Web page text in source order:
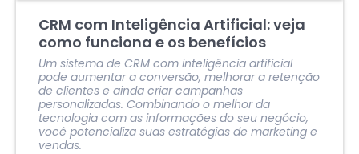
CRM com Inteligência Artificial: veja
como funciona e os benefícios
Um sistema de CRM com inteligência artificial
pode aumentar a conversão, melhorar a retenção
de clientes e ainda criar campanhas
personalizadas. Combinando o melhor da
tecnologia com as informações do seu negócio,
você potencializa suas estratégias de marketing e
vendas.